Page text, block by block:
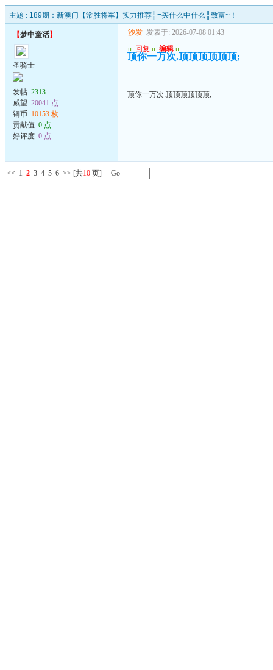
主题 : 189期：新澳门【常胜将军】实力推荐╬=买什么中什么╬致富~！
【梦中童话】
圣骑士
发帖: 2313
威望: 20041 点
铜币: 10153 枚
贡献值: 0 点
好评度: 0 点
沙发 发表于: 2026-07-08 01:43
u 回复 u 编辑 u
顶你一万次.顶顶顶顶顶顶;
顶你一万次.顶顶顶顶顶顶;
<< 1 2 3 4 5 6 >> [共10 页] Go